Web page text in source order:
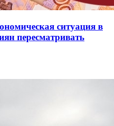
ситуация в
пересматривать